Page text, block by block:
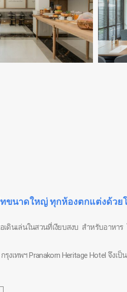
ขนาดใหญ่ ทุกห้องตกแต่งด้ว
ดินเล่นในสวนที่เงียบสงบ สำหรับอาหา
ทพฯ Pranakorn Heritage Hotel จึง